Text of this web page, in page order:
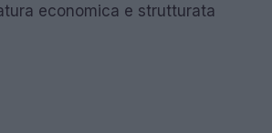
economica e strutturata